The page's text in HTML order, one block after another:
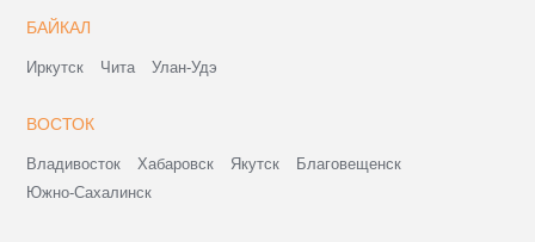
БАЙКАЛ
Иркутск Чита Улан-Удэ
ВОСТОК
Владивосток Хабаровск Якутск
Благовещенск
Южно-Сахалинск